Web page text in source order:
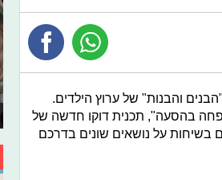
והבנות" של ערוץ הילדים.
בהסעה", תכנית דוקו חדשה של
והוריהם בשיחות על נושאים שונים בדרכם